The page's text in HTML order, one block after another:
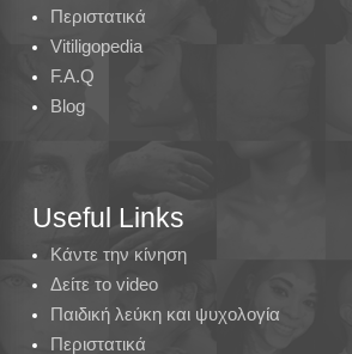
Περιστατικά
Vitiligopedia
F.A.Q
Blog
Useful Links
Κάντε την κίνηση
Δείτε το video
Παιδική λεύκη και ψυχολογία
Περιστατικά